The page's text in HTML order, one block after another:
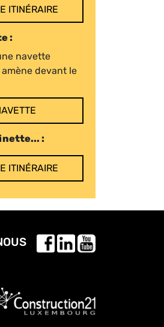
ITINÉRAIRE
:
navette
devant le
:
ITINÉRAIRE